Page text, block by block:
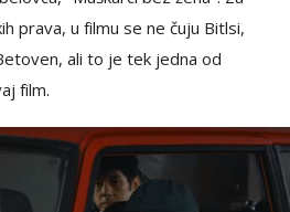
prava, u filmu se ne čuju Bitlsi,
ali to je tek jedna od
film.